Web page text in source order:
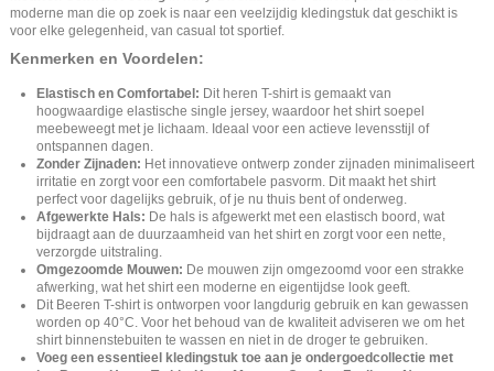
moderne man die op zoek is naar een veelzijdig kledingstuk dat geschikt is
voor elke gelegenheid, van casual tot sportief.
Kenmerken en Voordelen:
Elastisch en Comfortabel: Dit heren T-shirt is gemaakt van
hoogwaardige elastische single jersey, waardoor het shirt soepel
meebeweegt met je lichaam. Ideaal voor een actieve levensstijl of
ontspannen dagen.
Zonder Zijnaden: Het innovatieve ontwerp zonder zijnaden minimaliseert
irritatie en zorgt voor een comfortabele pasvorm. Dit maakt het shirt
perfect voor dagelijks gebruik, of je nu thuis bent of onderweg.
Afgewerkte Hals: De hals is afgewerkt met een elastisch boord, wat
bijdraagt aan de duurzaamheid van het shirt en zorgt voor een nette,
verzorgde uitstraling.
Omgezoomde Mouwen: De mouwen zijn omgezoomd voor een strakke
afwerking, wat het shirt een moderne en eigentijdse look geeft.
Dit Beeren T-shirt is ontworpen voor langdurig gebruik en kan gewassen
worden op 40°C. Voor het behoud van de kwaliteit adviseren we om het
shirt binnenstebuiten te wassen en niet in de droger te gebruiken.
Voeg een essentieel kledingstuk toe aan je ondergoedcollectie met